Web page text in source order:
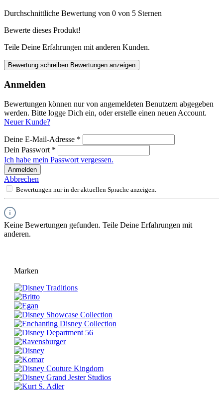
Durchschnittliche Bewertung von 0 von 5 Sternen
Bewerte dieses Produkt!
Teile Deine Erfahrungen mit anderen Kunden.
Bewertung schreiben Bewertungen anzeigen
Anmelden
Bewertungen können nur von angemeldeten Benutzern abgegeben
werden. Bitte logge Dich ein, oder erstelle einen neuen Account.
Neuer Kunde?
Deine E-Mail-Adresse *
Dein Passwort *
Ich habe mein Passwort vergessen.
Anmelden
Abbrechen
Bewertungen nur in der aktuellen Sprache anzeigen.
Keine Bewertungen gefunden. Teile Deine Erfahrungen mit
anderen.
Marken